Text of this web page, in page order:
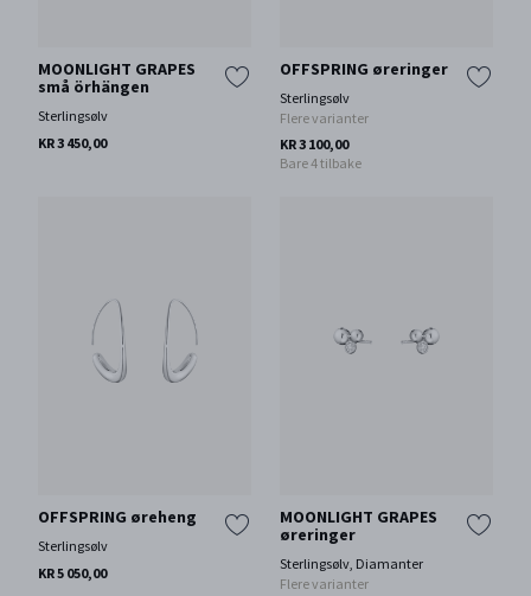
MOONLIGHT GRAPES
små örhängen
Sterlingsølv
KR 3 450,00
OFFSPRING øreringer
Sterlingsølv
Flere varianter
KR 3 100,00
Bare 4 tilbake
OFFSPRING øreheng
Sterlingsølv
KR 5 050,00
MOONLIGHT GRAPES
øreringer
Sterlingsølv, Diamanter
Flere varianter